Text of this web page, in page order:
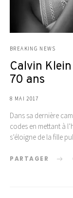
BREAKING NEWS
Calvin
70 ans
8 MAI 2017
Dans sa dernière
codes en mettant à
s’éloigne de la fille
PARTAGER